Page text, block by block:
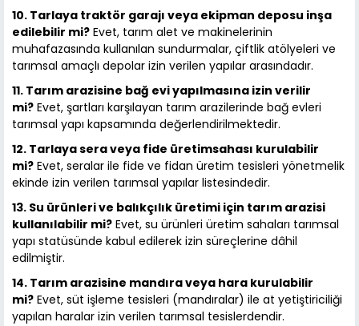
10. Tarlaya traktör garajı veya ekipman deposu inşa
edilebilir mi? Evet, tarım alet ve makinelerinin
muhafazasında kullanılan sundurmalar, çiftlik atölyeleri ve
tarımsal amaçlı depolar izin verilen yapılar arasındadır.
11. Tarım arazisine bağ evi yapılmasına izin verilir
mi? Evet, şartları karşılayan tarım arazilerinde bağ evleri
tarımsal yapı kapsamında değerlendirilmektedir.
12. Tarlaya sera veya fide üretimsahası kurulabilir
mi? Evet, seralar ile fide ve fidan üretim tesisleri yönetmelik
ekinde izin verilen tarımsal yapılar listesindedir.
13. Su ürünleri ve balıkçılık üretimi için tarım arazisi
kullanılabilir mi? Evet, su ürünleri üretim sahaları tarımsal
yapı statüsünde kabul edilerek izin süreçlerine dâhil
edilmiştir.
14. Tarım arazisine mandıra veya hara kurulabilir
mi? Evet, süt işleme tesisleri (mandıralar) ile at yetiştiriciliği
yapılan haralar izin verilen tarımsal tesislerdendir.